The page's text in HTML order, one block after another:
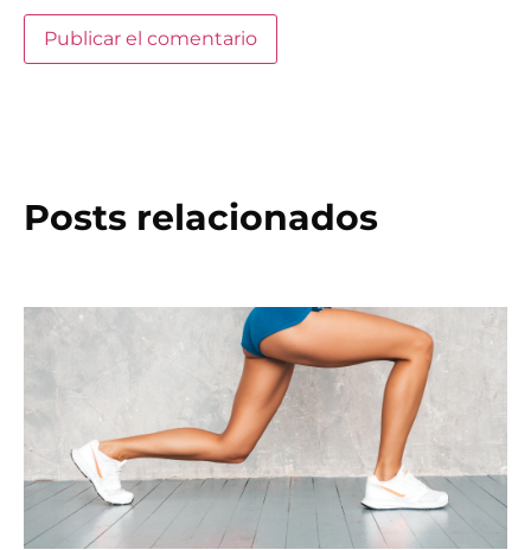
Posts relacionados